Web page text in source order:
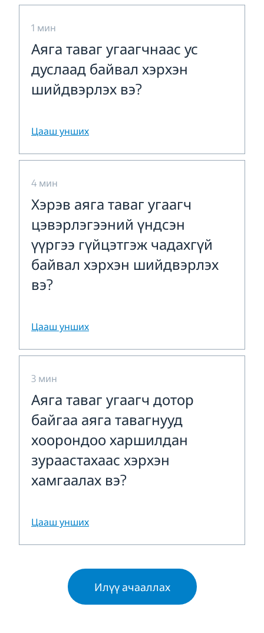
1 мин
Аяга таваг угаагчнаас ус
дуслаад байвал хэрхэн
шийдвэрлэх вэ?
Цааш унших
4 мин
Хэрэв аяга таваг угаагч
цэвэрлэгээний үндсэн
үүргээ гүйцэтгэж чадахгүй
байвал хэрхэн шийдвэрлэх
вэ?
Цааш унших
3 мин
Аяга таваг угаагч дотор
байгаа аяга тавагнууд
хоорондоо харшилдан
зураастахаас хэрхэн
хамгаалах вэ?
Цааш унших
Илүү ачааллах